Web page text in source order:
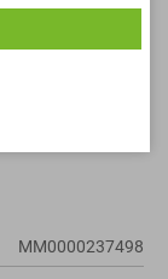
MM0000237498